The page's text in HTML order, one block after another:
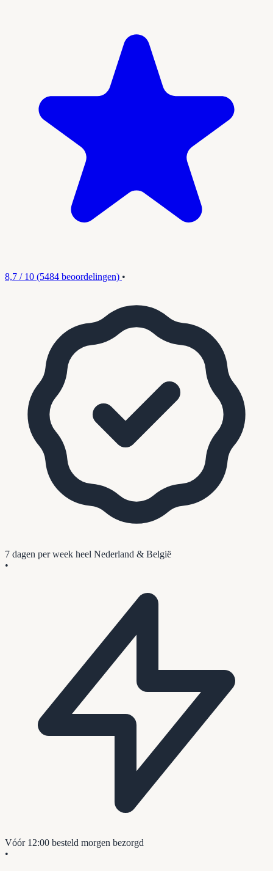
8,7 / 10 (5484 beoordelingen) •
7 dagen per week heel Nederland & België
•
Vóór 12:00 besteld morgen bezorgd
•